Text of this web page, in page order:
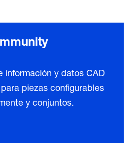
información y datos CAD
piezas configurables
y conjuntos.